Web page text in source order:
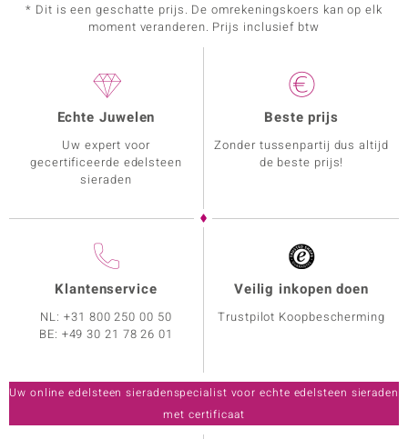
* Dit is een geschatte prijs. De omrekeningskoers kan op elk
moment veranderen. Prijs inclusief btw
Echte Juwelen
Uw expert voor
gecertificeerde edelsteen
sieraden
Beste prijs
Zonder tussenpartij dus altijd
de beste prijs!
Klantenservice
NL:+31 800 250 00 50
BE: +49 30 21 78 26 01
Veilig inkopen doen
Trustpilot Koopbescherming
Uw online edelsteen sieradenspecialist voor echte edelsteen sieraden
met certificaat